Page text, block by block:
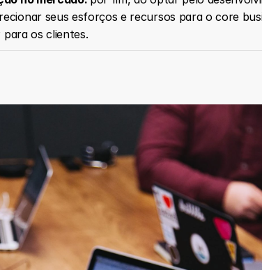
seus esforços e recursos para o core
para os clientes.